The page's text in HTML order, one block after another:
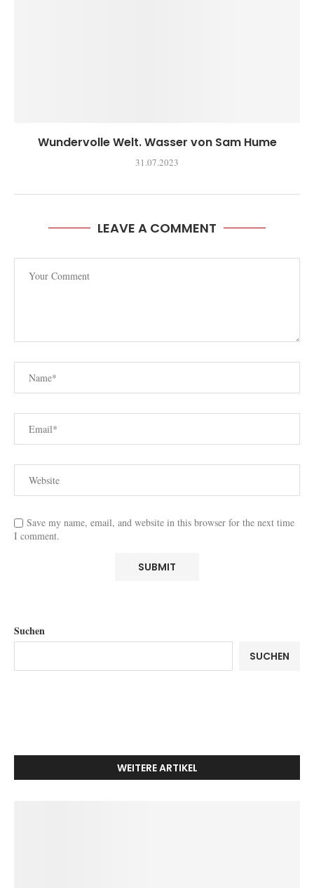
Wundervolle Welt. Wasser von Sam Hume
31.07.2023
LEAVE A COMMENT
Save my name, email, and website in this browser for the next time
I comment.
Suchen
SUCHEN
WEITERE ARTIKEL